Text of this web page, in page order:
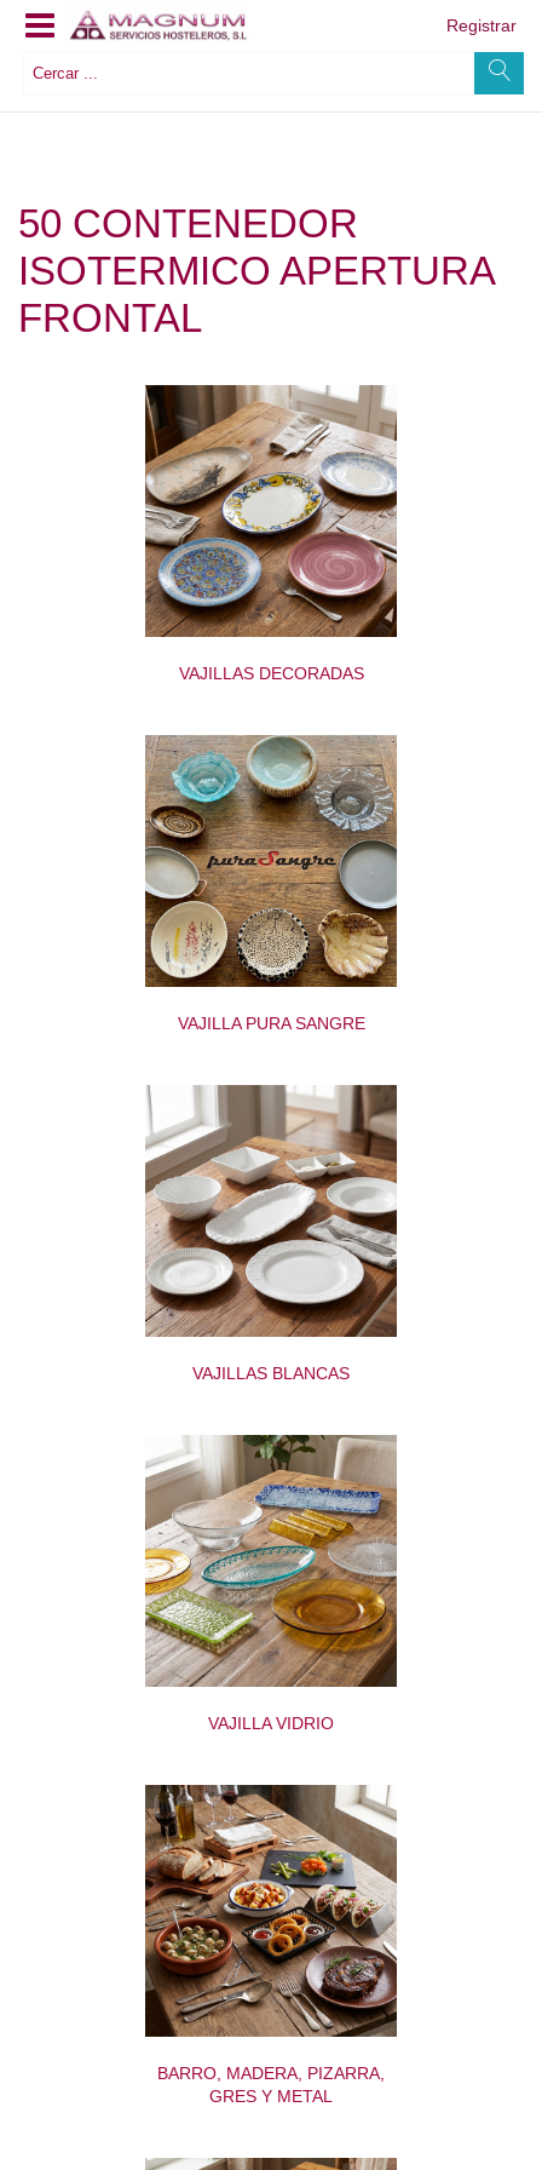
Registrar
50 CONTENEDOR
ISOTERMICO APERTURA
FRONTAL
VAJILLAS DECORADAS
VAJILLA PURA SANGRE
VAJILLAS BLANCAS
VAJILLA VIDRIO
BARRO, MADERA, PIZARRA,
GRES Y METAL